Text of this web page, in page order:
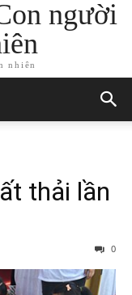
người
nhiên
thải lần
0